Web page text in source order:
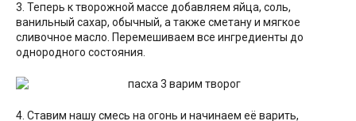
3. Теперь к творожной массе добавляем яйца, соль,
ванильный сахар, обычный, а также сметану и мягкое
сливочное масло. Перемешиваем все ингредиенты до
однородного состояния.
4. Ставим нашу смесь на огонь и начинаем её варить,